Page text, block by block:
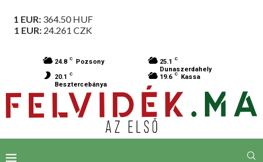
1 EUR: 364.50HUF
1 EUR: 24.261 CZK
24.8 C Pozsony 25.1 C
Dunaszerdahely
20.1 C
Besztercebánya
19.6 C Kassa